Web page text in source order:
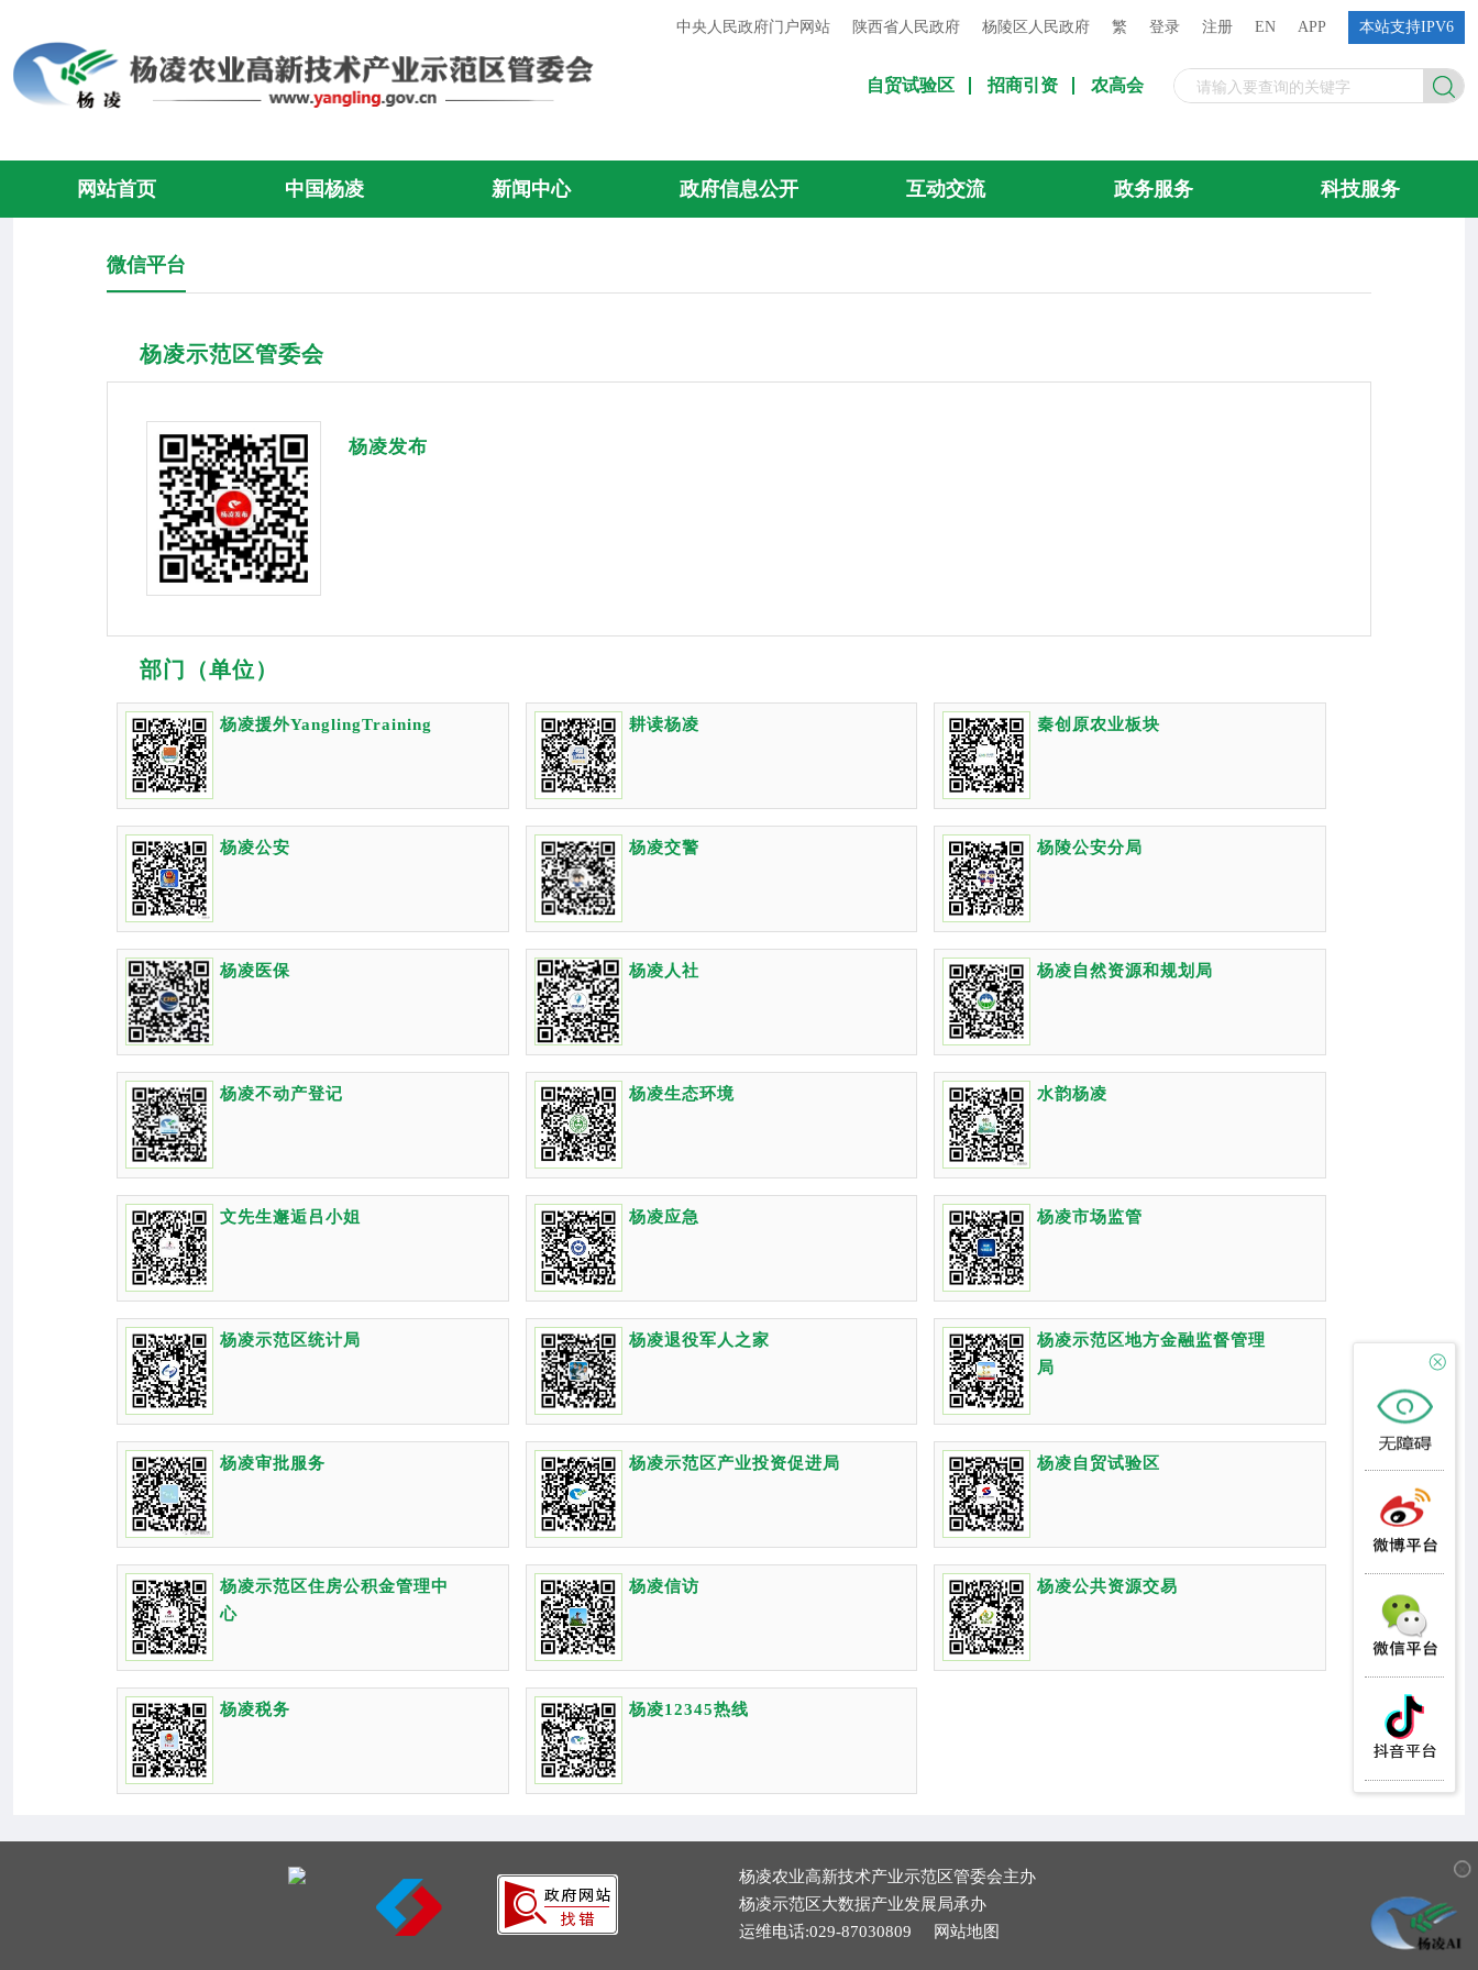
中央人民政府门户网站 陕西省人民政府 杨陵区人民政府 繁 登录 注册 EN APP 本站支持IPV6
自贸试验区 招商引资 农高会
网站首页 中国杨凌 新闻中心 政府信息公开 互动交流 政务服务 科技服务
微信平台
杨凌示范区管委会
杨凌发布
部门（单位）
杨凌援外YanglingTraining 耕读杨凌 秦创原农业板块
杨凌公安 杨凌交警 杨陵公安分局
杨凌医保 杨凌人社 杨凌自然资源和规划局
杨凌不动产登记 杨凌生态环境 水韵杨凌
文先生邂逅吕小姐 杨凌应急 杨凌市场监管
杨凌示范区统计局 杨凌退役军人之家
杨凌示范区地方金融监督管理
局
杨凌审批服务 杨凌示范区产业投资促进局 杨凌自贸试验区
杨凌示范区住房公积金管理中
心
杨凌信访 杨凌公共资源交易
杨凌税务 杨凌12345热线
杨凌农业高新技术产业示范区管委会主办
杨凌示范区大数据产业发展局承办
运维电话:029-87030809
网站地图
✕